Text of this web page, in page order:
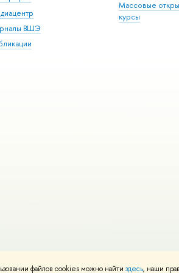
файлов cookies можно найти здесь, наши
ВШЭ
Массовые
курсы
Карта сайта